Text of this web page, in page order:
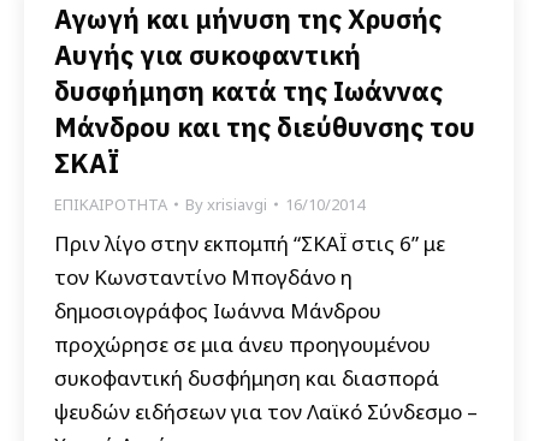
Αγωγή και μήνυση της Χρυσής
Αυγής για συκοφαντική
δυσφήμηση κατά της Ιωάννας
Μάνδρου και της διεύθυνσης του
ΣΚΑΪ
ΕΠΙΚΑΙΡΟΤΗΤΑ Byxrisiavgi 16/10/2014
Πριν λίγο στην εκπομπή “ΣΚΑΪ στις 6” με
τον Κωνσταντίνο Μπογδάνο η
δημοσιογράφος Ιωάννα Μάνδρου
προχώρησε σε μια άνευ προηγουμένου
συκοφαντική δυσφήμηση και διασπορά
ψευδών ειδήσεων για τον Λαϊκό Σύνδεσμο –